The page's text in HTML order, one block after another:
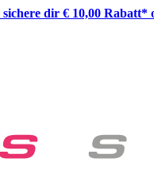
sichere dir € 10,00 Rabatt*